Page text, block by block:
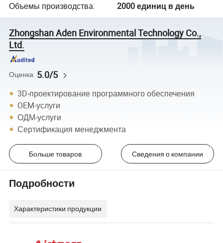
Объемы производства: 2000 единиц в день
Zhongshan Aden Environmental Technology Co.,
Ltd.
Оценка 5.0/5
3D-проектирование программного обеспечения
OEM-услуги
ОДМ-услуги
Сертификация менеджмента
Больше товаров Сведения о компании
Подробности
Характеристики продукции